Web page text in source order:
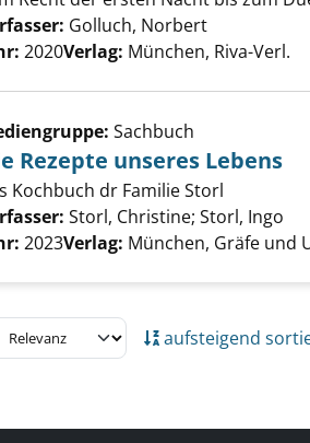
Golluch, Norbert
2020Verlag: München, Riva-Verl.
Details von Die Rezepte unseres
Sachbuch
Rezepte unseres Lebens
Kochbuch dr Familie Storl
Storl, Christine; Storl, Ingo
2023Verlag: München, Gräfe und
aufsteigend